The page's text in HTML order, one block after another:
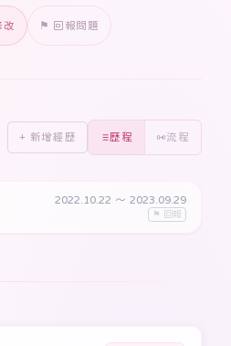
⚑ 回報問題
+ 新增經歷 歷程 流程
2022.10.22 〜 2023.09.29
⚑ 回報